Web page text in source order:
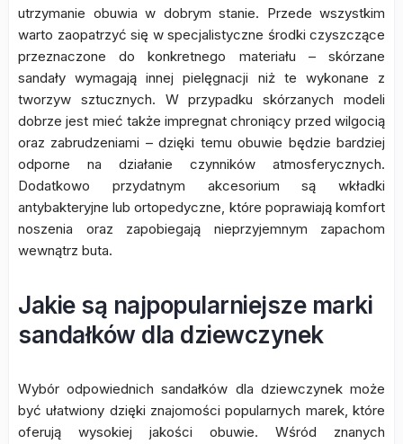
utrzymanie obuwia w dobrym stanie. Przede wszystkim
warto zaopatrzyć się w specjalistyczne środki czyszczące
przeznaczone do konkretnego materiału – skórzane
sandały wymagają innej pielęgnacji niż te wykonane z
tworzyw sztucznych. W przypadku skórzanych modeli
dobrze jest mieć także impregnat chroniący przed wilgocią
oraz zabrudzeniami – dzięki temu obuwie będzie bardziej
odporne na działanie czynników atmosferycznych.
Dodatkowo przydatnym akcesorium są wkładki
antybakteryjne lub ortopedyczne, które poprawiają komfort
noszenia oraz zapobiegają nieprzyjemnym zapachom
wewnątrz buta.
Jakie są najpopularniejsze marki
sandałków dla dziewczynek
Wybór odpowiednich sandałków dla dziewczynek może
być ułatwiony dzięki znajomości popularnych marek, które
oferują wysokiej jakości obuwie. Wśród znanych